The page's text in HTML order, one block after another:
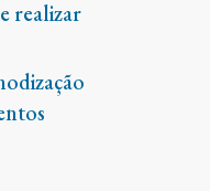
realizar